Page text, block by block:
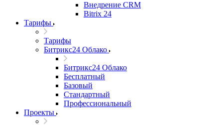
Внедрение CRM
Bitrix 24
Тарифы
Тарифы
Битрикс24 Облако
Битрикс24 Облако
Бесплатный
Базовый
Стандартный
Профессиональный
Проекты